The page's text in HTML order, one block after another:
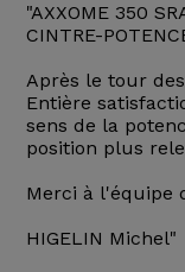
"AXXOME 350
CINTRE-
Après le tour
Entière
sens de la
position plus
Merci à l'équipe
HIGELIN Michel"